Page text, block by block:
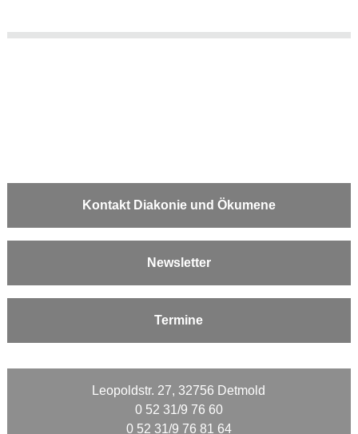
Kontakt Diakonie und Ökumene
Newsletter
Termine
Leopoldstr. 27, 32756 Detmold
0 52 31/9 76 60
0 52 31/9 76 81 64